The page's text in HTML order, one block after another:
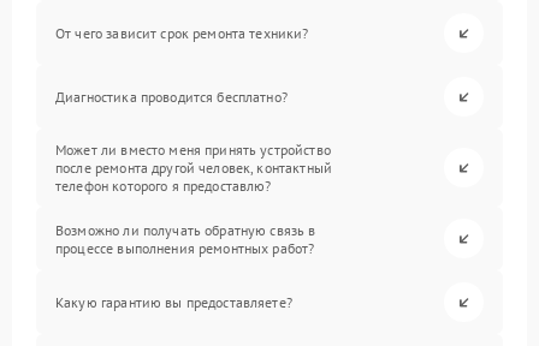
От чего зависит срок ремонта техники?
Диагностика проводится бесплатно?
Может ли вместо меня принять устройство
после ремонта другой человек, контактный
телефон которого я предоставлю?
Возможно ли получать обратную связь в
процессе выполнения ремонтных работ?
Какую гарантию вы предоставляете?